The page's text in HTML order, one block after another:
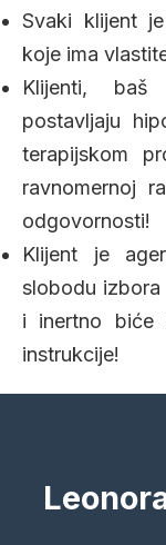
Svaki klijent
koje ima
Klijenti,
postavljaju
terapijskom
ravnomernoj
odgovornosti!
Klijent je
slobodu
i inertno biće
instrukcije!